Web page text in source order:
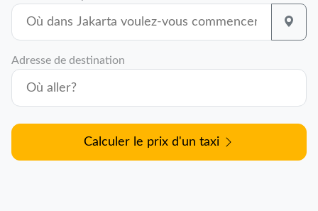
Adresse de destination
Calculer le prix d'un taxi